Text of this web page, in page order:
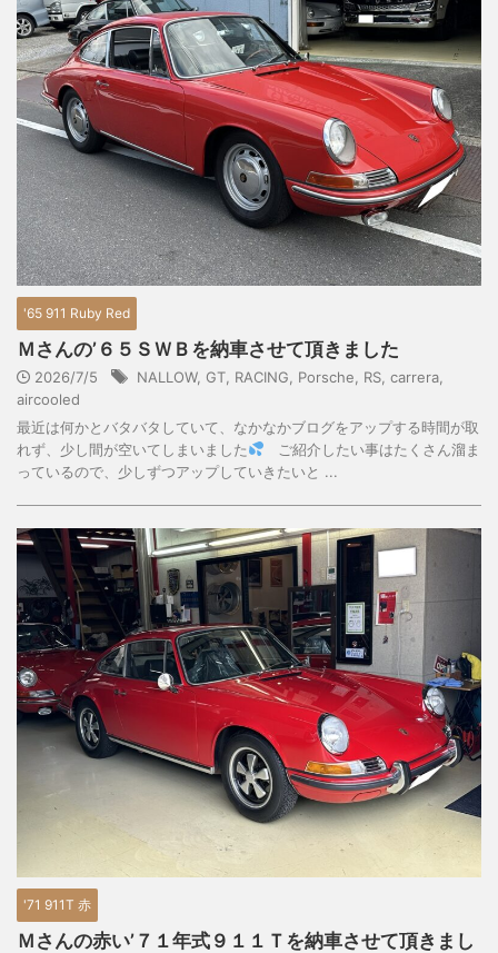
'65 911 Ruby Red
Ｍさんの’６５ＳＷＢを納車させて頂きました
2026/7/5 NALLOW, GT RACING Porsche RS carrera
aircooled
最近は何かとバタバタしていて、なかなかブログをアップする時間が取
れず、少し間が空いてしまいました
ご紹介したい事はたくさん溜ま
っているので、少しずつアップしていきたいと ...
'71 911T 赤
Ｍさんの赤い’７１年式９１１Ｔを納車させて頂きまし